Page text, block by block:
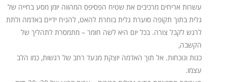
עשרות אריחים מרכיבים את שטיח הפסיפס המהווה יומן מסע בחייה של
גלית בתוך תקופה סוערת גלית בוחרת להאט, להניח ידיים באדמה ולתת
לרגש לקבל צורה. בכל יום היא לשה חומר – מתמסרת לתהליך של
הקשבה,
כנות ונוכחות. אל תוך האדמה יוצקת מנעד רחב של רגשות, כמו הלב
עצמו.